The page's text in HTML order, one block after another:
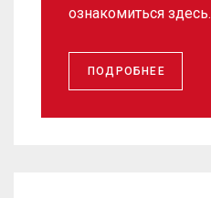
ознакомиться здесь.
ПОДРОБНЕЕ